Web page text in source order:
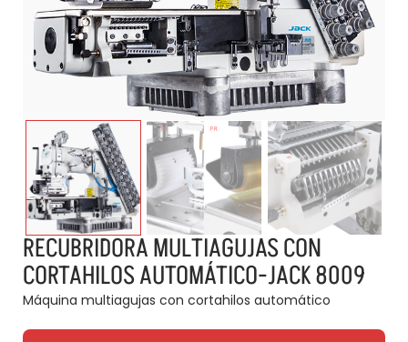
RECUBRIDORA MULTIAGUJAS CON
CORTAHILOS AUTOMÁTICO-JACK 8009
Máquina multiagujas con cortahilos automático